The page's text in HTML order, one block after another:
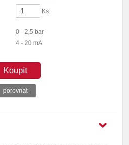
Ks
0 - 2,5 bar
4 - 20 mA
Koupit
porovnat